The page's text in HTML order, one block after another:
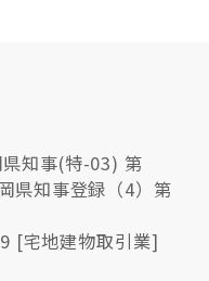
知事(特-03) 第
県知事登録（4）第
[宅地建物取引業]